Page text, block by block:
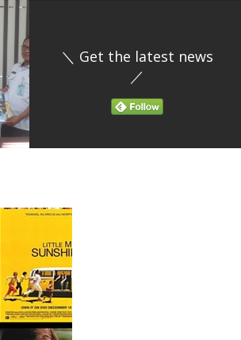
＼ Get the latest news
／